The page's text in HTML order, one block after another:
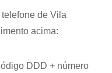
de Vila
acima:
DDD + número